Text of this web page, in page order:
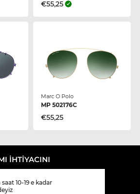
€55,25
Marc O Polo
MP 502176C
€55,25
IHTIYACINI
10-19 e kadar